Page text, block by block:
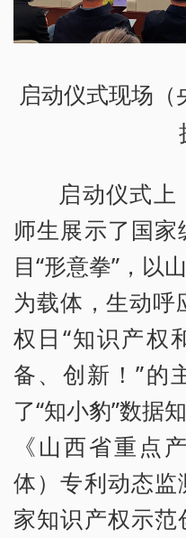
启动仪式现场（
启动仪式
师生展示了国
目“形意拳”，以
为载体，生动呼
权日“知识产权
备、创新！”的
了“知小豹”数据
《山西省重点
体）专利动态
家知识产权示